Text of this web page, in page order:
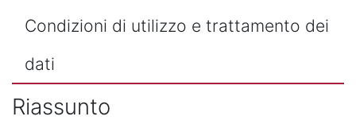
Condizioni di utilizzo e trattamento dei
dati
Riassunto